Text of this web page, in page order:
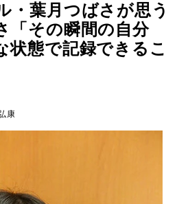
・葉月つばさが思う
「その瞬間の自分
状態で記録できるこ
康